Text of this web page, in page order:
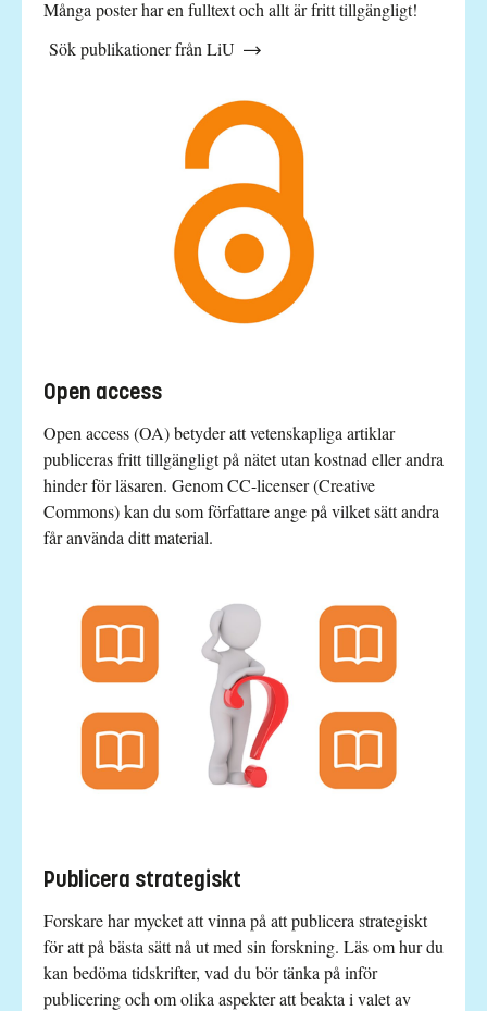
Många poster har en fulltext och allt är fritt tillgängligt!
Sök publikationer från LiU
Open access
Open access (OA) betyder att vetenskapliga artiklar
publiceras fritt tillgängligt på nätet utan kostnad eller andra
hinder för läsaren. Genom CC-licenser (Creative
Commons) kan du som författare ange på vilket sätt andra
får använda ditt material.
Publicera strategiskt
Forskare har mycket att vinna på att publicera strategiskt
för att på bästa sätt nå ut med sin forskning. Läs om hur du
kan bedöma tidskrifter, vad du bör tänka på inför
publicering och om olika aspekter att beakta i valet av